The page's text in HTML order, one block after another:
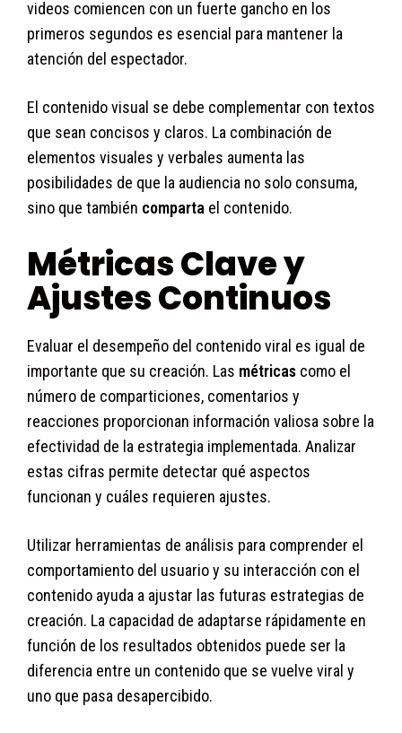
videos comiencen con un fuerte gancho en los
primeros segundos es esencial para mantener la
atención del espectador.
El contenido visual se debe complementar con textos
que sean concisos y claros. La combinación de
elementos visuales y verbales aumenta las
posibilidades de que la audiencia no solo consuma,
sino que también comparta el contenido.
Métricas Clave y
Ajustes Continuos
Evaluar el desempeño del contenido viral es igual de
importante que su creación. Las métricas como el
número de comparticiones, comentarios y
reacciones proporcionan información valiosa sobre la
efectividad de la estrategia implementada. Analizar
estas cifras permite detectar qué aspectos
funcionan y cuáles requieren ajustes.
Utilizar herramientas de análisis para comprender el
comportamiento del usuario y su interacción con el
contenido ayuda a ajustar las futuras estrategias de
creación. La capacidad de adaptarse rápidamente en
función de los resultados obtenidos puede ser la
diferencia entre un contenido que se vuelve viral y
uno que pasa desapercibido.